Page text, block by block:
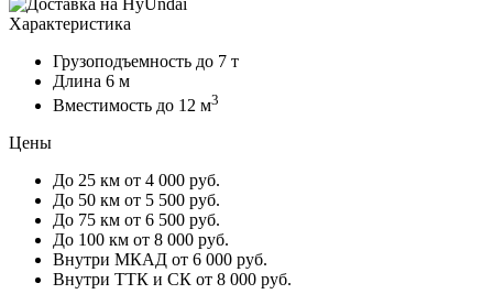
Характеристика
Грузоподъемность до 7 т
Длина 6 м
Вместимость до 12 м3
Цены
До 25 км от 4 000 руб.
До 50 км от 5 500 руб.
До 75 км от 6 500 руб.
До 100 км от 8 000 руб.
Внутри МКАД от 6 000 руб.
Внутри ТТК и СК от 8 000 руб.